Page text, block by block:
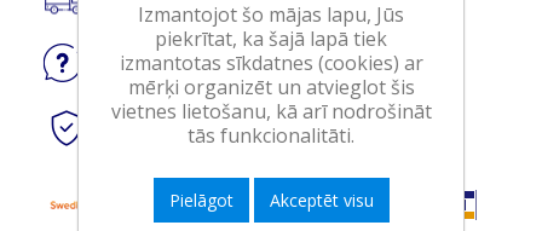
Jautājietpar produktu
Drošitiešsaistes maksājumi
Izmantojot šo mājas lapu, Jūs
piekrītat, ka šajā lapā tiek
izmantotas sīkdatnes (cookies) ar
mērķi organizēt un atvieglot šis
vietnes lietošanu, kā arī nodrošināt
tās funkcionalitāti.
Pielāgot Akceptēt visu